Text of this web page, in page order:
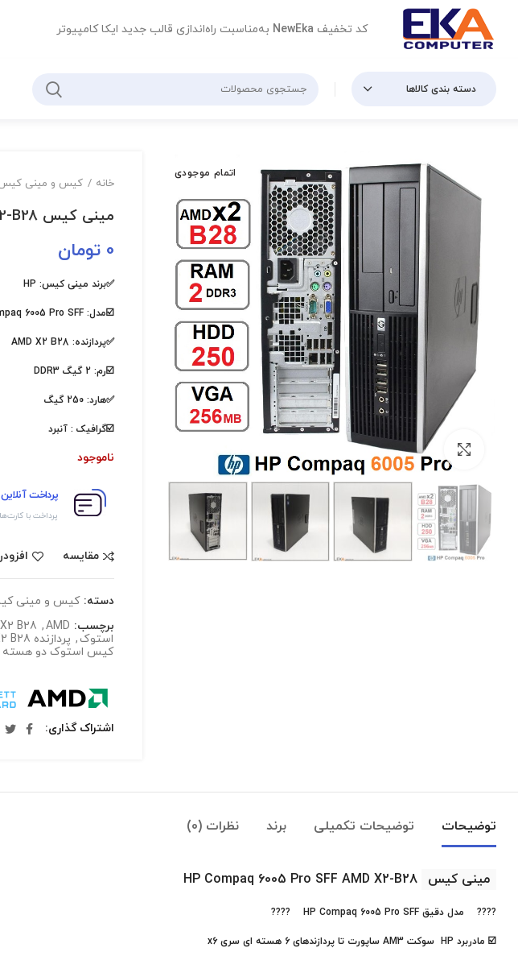
کد تخفیف NewEka به‌مناسبت راه‌اندازی قالب جدید ایکا کامپیوتر
دسته بندی کالاها
اتمام موجودی
بزرگنمایی تصویر
خانه کیس و مینی
مینی کیس HP Compaq 6005 Pro SFF AMD X2-B28
0 تومان
✅برند مینی کیس: HP
☑️مدل: Compaq 6005 Pro SFF
✅پردازنده: AMD X2 B28
☑️رم: 2 گیگ DDR3
✅هارد: 250 گیگ
☑️گرافیک : آنبرد
ناموجود
پرداخت
پرداخت با
مقایسه
دسته: کیس و مینی
برچسب: AMD
,
B28
استوک , پردازنده AMD Athlon II X2 B28
کیس استوک دو هسته
اشتراک گذاری
توضیحات توضیحات تکمیلی برند نظرات (0)
مینی کیس
???? مدل دقیق HP Compaq 6005 Pro SFF
????
☑️ مادربرد HP سوکت AM3 ساپورت تا پردازندهای 6 هسته ای سری x6